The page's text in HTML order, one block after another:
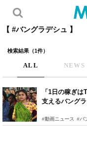
【 #バングラデシュ 】
検索結果（1件）
ALL NEWS
「1日の稼ぎ
支えるバング
#動画ニュース #バ